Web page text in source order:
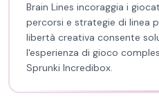
Brain Lines incoraggia i
percorsi e strategie di linea
libertà creativa consente
l'esperienza di gioco
Sprunki Incredibox.